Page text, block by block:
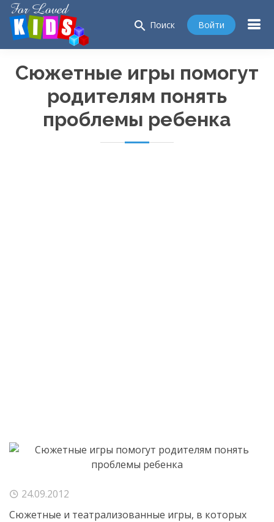
search Поиск Войти
Сюжетные игры помогут
родителям понять
проблемы ребенка
24.09.2012
Сюжетные и театрализованные игры, в которых